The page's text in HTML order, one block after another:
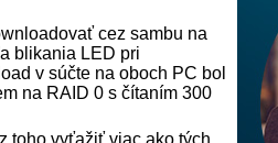
cez sambu na
blikania LED pri
v súčte na oboch PC bol
na RAID 0 s čítaním 300